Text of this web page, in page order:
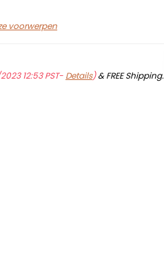
voorwerpen
12:53 PST- Details)&FREE Shipping.